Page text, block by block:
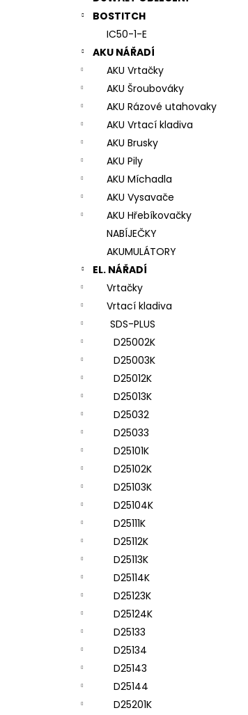
BOSTITCH
IC50-1-E
AKU NÁŘADÍ
AKU Vrtačky
AKU Šroubováky
AKU Rázové utahovaky
AKU Vrtací kladiva
AKU Brusky
AKU Pily
AKU Míchadla
AKU Vysavače
AKU Hřebíkovačky
NABÍJEČKY
AKUMULÁTORY
EL. NÁŘADÍ
Vrtačky
Vrtací kladiva
SDS-PLUS
D25002K
D25003K
D25012K
D25013K
D25032
D25033
D25101K
D25102K
D25103K
D25104K
D25111K
D25112K
D25113K
D25114K
D25123K
D25124K
D25133
D25134
D25143
D25144
D25201K
7# N196034 RYCHLOUPÍNACÍ
944 Kč